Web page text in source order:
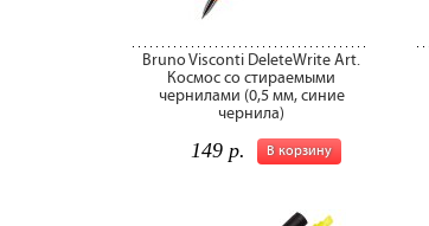
Bruno Visconti DeleteWrite Art.
Космос со стираемыми
чернилами (0,5 мм, синие
чернила)
В корзину
149 р.